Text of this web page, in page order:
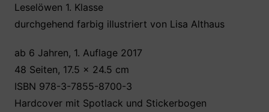
Leselöwen 1. Klasse
durchgehend farbig illustriert von Lisa Althaus
ab 6 Jahren, 1. Auflage 2017
48 Seiten, 17.5 x 24.5 cm
ISBN 978-3-7855-8700-3
Hardcover mit Spotlack und Stickerbogen